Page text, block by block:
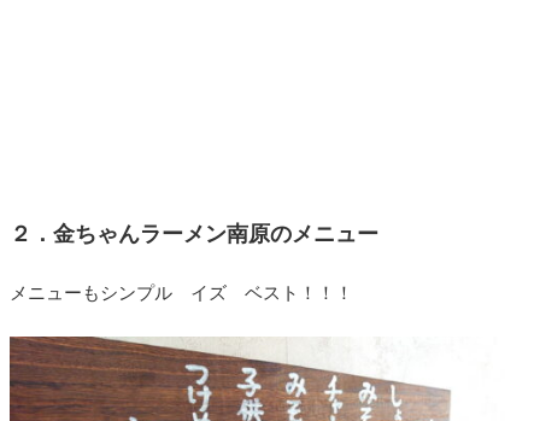
２．金ちゃんラーメン南原のメニュー
メニューもシンプル イズ ベスト！！！